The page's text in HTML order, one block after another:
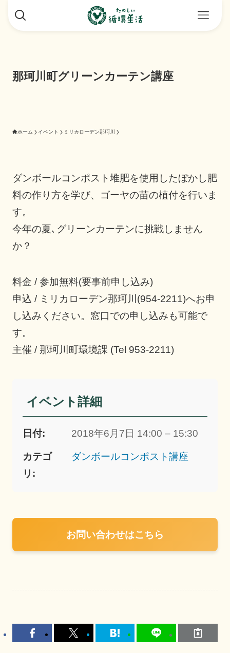
那珂川町グリーンカーテン講座
ホーム イベント ミリカローデン那珂川
ダンボールコンポスト堆肥を使用したぼかし肥
料の作り方を学び、ゴーヤの苗の植付を行いま
す。
今年の夏､グリーンカーテンに挑戦しません
か？
料金 / 参加無料(要事前申し込み)
申込 / ミリカローデン那珂川(954-2211)へお申
し込みください。窓口での申し込みも可能で
す。
主催 / 那珂川町環境課 (Tel 953-2211)
イベント詳細
日付: 2018年6月7日 14:00 – 15:30
カテゴ
リ:
ダンボールコンポスト講座
お問い合わせはこちら